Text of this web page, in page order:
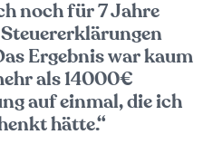
noch für 7 Jahre
Ergebnis war kaum
als 14000€
auf einmal, die ich
hätte.“